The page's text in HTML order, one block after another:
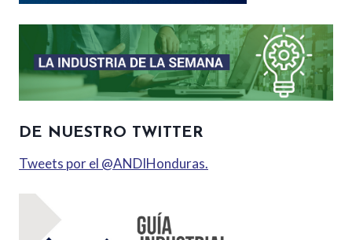
DE NUESTRO TWITTER
Tweets por el @ANDIHonduras.